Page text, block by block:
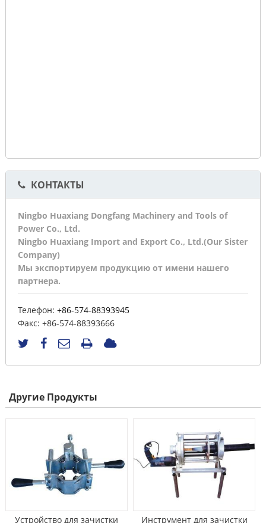
КОНТАКТЫ
Ningbo Huaxiang Dongfang Machinery and Tools of
Power Co., Ltd.
Ningbo Huaxiang Import and Export Co., Ltd.(Our Sister
Company)
Мы экспортируем продукцию от имени нашего
партнера.
Телефон: +86-574-88393945
Факс: +86-574-88393666
Другие Продукты
Устройство для зачистки Инструмент для зачистки